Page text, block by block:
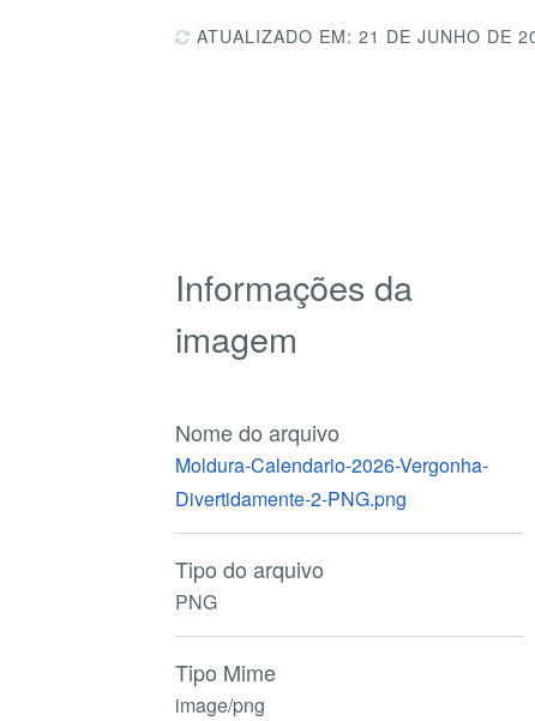
ATUALIZADO EM: 21 DE JUNHO DE
Informações da
imagem
Nome do arquivo
Moldura-Calendario-2026-Vergonha-
Divertidamente-2-PNG.png
Tipo do arquivo
PNG
Tipo Mime
image/png